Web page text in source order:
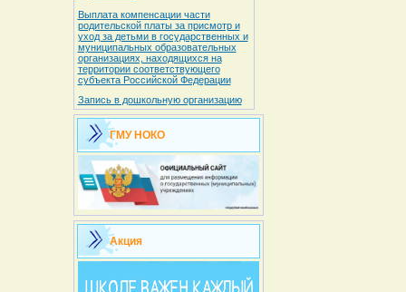
Выплата компенсации части
родительской платы за присмотр и
уход за детьми в государственных и
муниципальных образовательных
организациях, находящихся на
территории соответствующего
субъекта Российской Федерации
Запись в дошкольную организацию
ГМУ НОКО
Акция